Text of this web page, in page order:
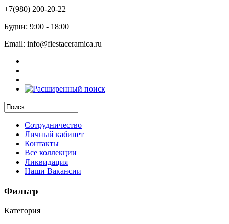
+7(980) 200-20-22
Будни: 9:00 - 18:00
Email: info@fiestaceramica.ru
Сотрудничество
Личный кабинет
Контакты
Все коллекции
Ликвидация
Наши Вакансии
Фильтр
Категория